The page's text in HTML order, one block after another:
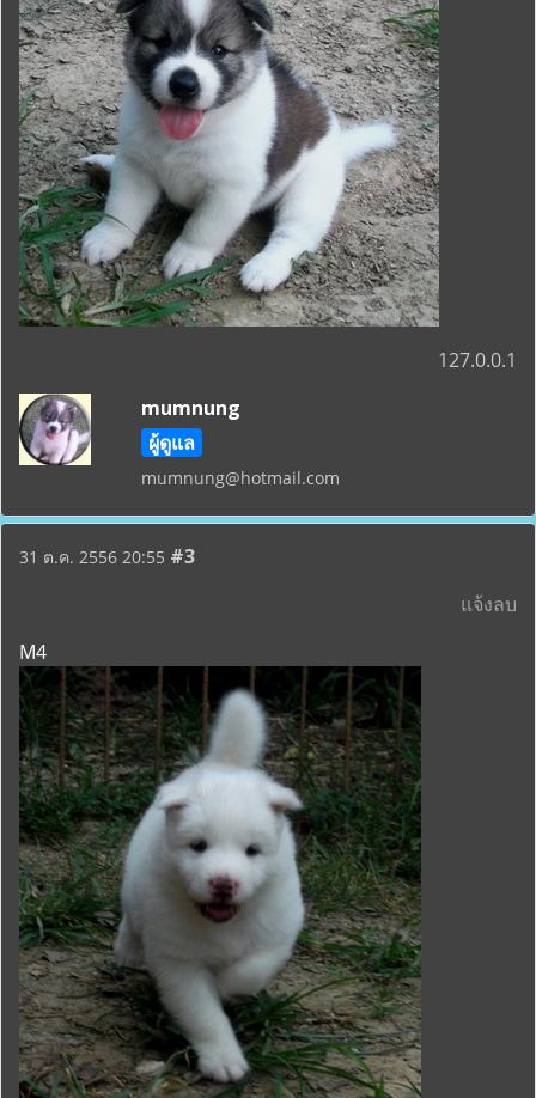
127.0.0.1
mumnung
ผู้ดูแล
mumnung@hotmail.com
31 ต.ค. 2556 20:55 #3
แจ้งลบ
M4